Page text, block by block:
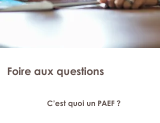
Foire aux questions
C’est quoi un PAEF ?